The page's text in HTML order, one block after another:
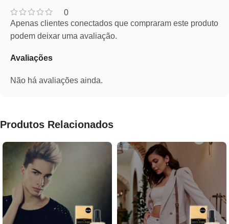
0
Avaliações
Não há avaliações ainda.
Apenas clientes conectados que compraram este produto
podem deixar uma avaliação.
Produtos Relacionados